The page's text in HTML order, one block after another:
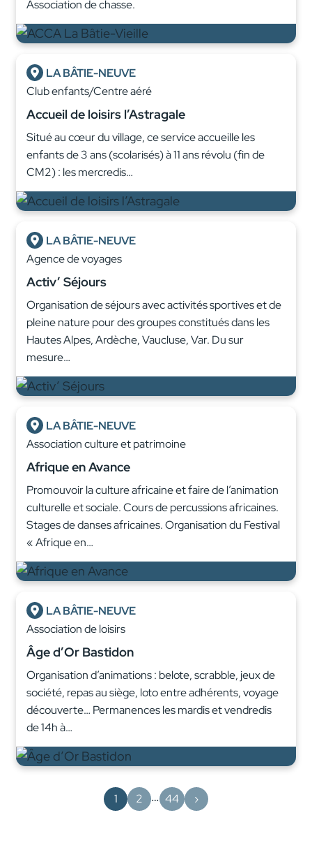
Association de chasse.
LA BÂTIE-NEUVE
Club enfants/Centre aéré
Accueil de loisirs l’Astragale
Situé au cœur du village, ce service accueille les
enfants de 3 ans (scolarisés) à 11 ans révolu (fin de
CM2) : les mercredis…
LA BÂTIE-NEUVE
Agence de voyages
Activ’ Séjours
Organisation de séjours avec activités sportives et de
pleine nature pour des groupes constitués dans les
Hautes Alpes, Ardèche, Vaucluse, Var. Du sur
mesure…
LA BÂTIE-NEUVE
Association culture et patrimoine
Afrique en Avance
Promouvoir la culture africaine et faire de l’animation
culturelle et sociale. Cours de percussions africaines.
Stages de danses africaines. Organisation du Festival
« Afrique en…
LA BÂTIE-NEUVE
Association de loisirs
Âge d’Or Bastidon
Organisation d’animations : belote, scrabble, jeux de
société, repas au siège, loto entre adhérents, voyage
découverte… Permanences les mardis et vendredis
de 14h à…
1 2 … 44 ›